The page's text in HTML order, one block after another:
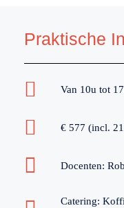
Praktische
Van 10u tot
€ 577 (incl.
Docenten:
Catering: